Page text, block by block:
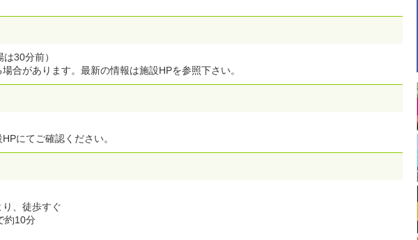
30分前）
合があります。最新の情報は施設HPを参照下さい。
にてご確認ください。
、徒歩すぐ
約10分